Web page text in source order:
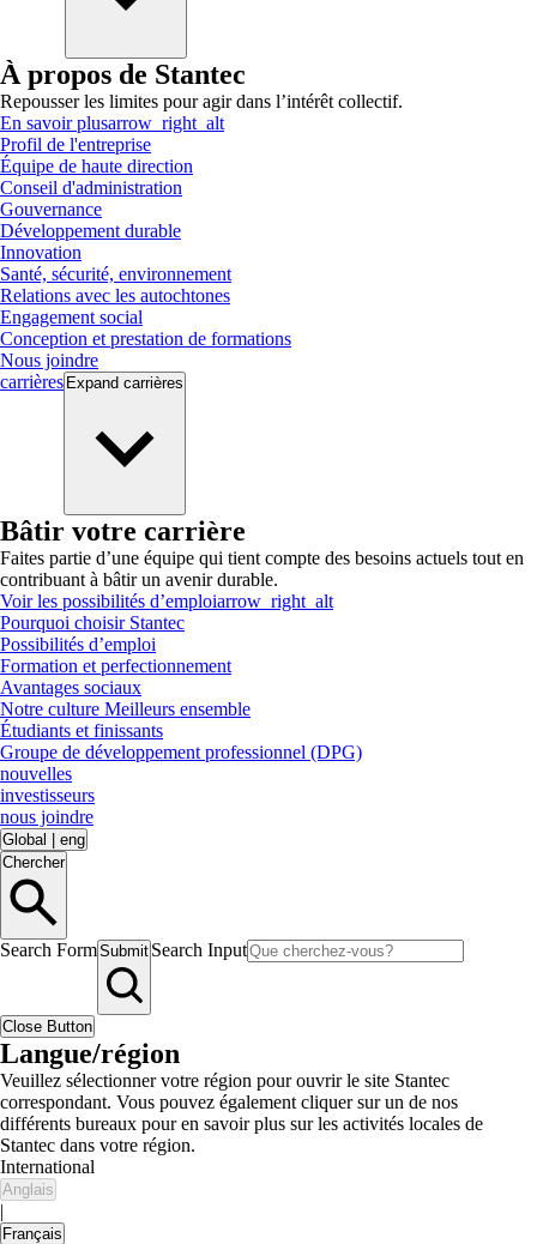
À propos de Stantec
Repousser les limites pour agir dans l’intérêt collectif.
En savoir plusarrow_right_alt
Profil de l'entreprise
Équipe de haute direction
Conseil d'administration
Gouvernance
Développement durable
Innovation
Santé, sécurité, environnement
Relations avec les autochtones
Engagement social
Conception et prestation de formations
Nous joindre
carrières Expand carrières
Bâtir votre carrière
Faites partie d’une équipe qui tient compte des besoins actuels tout en
contribuant à bâtir un avenir durable.
Voir les possibilités d’emploiarrow_right_alt
Pourquoi choisir Stantec
Possibilités d’emploi
Formation et perfectionnement
Avantages sociaux
Notre culture Meilleurs ensemble
Étudiants et finissants
Groupe de développement professionnel (DPG)
nouvelles
investisseurs
nous joindre
Global
eng
Chercher
Search FormSubmit Search Input
Close Button
Langue/région
Veuillez sélectionner votre région pour ouvrir le site Stantec
correspondant. Vous pouvez également cliquer sur un de nos
différents bureaux pour en savoir plus sur les activités locales de
Stantec dans votre région.
International
Anglais
|
Français